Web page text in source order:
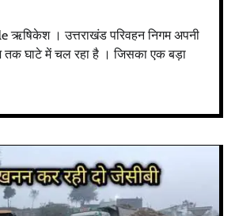
ऋषिकेश । उत्तराखंड परिवहन निगम अपनी
घाटे में चल रहा है । जिसका एक बड़ा